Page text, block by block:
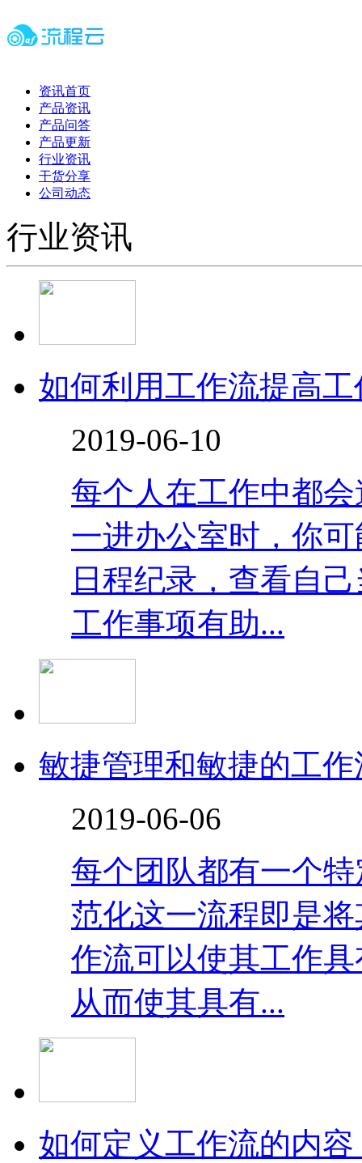
资讯首页
产品资讯
产品问答
产品更新
行业资讯
干货分享
公司动态
行业资讯
如何利用工作流提高
2019-06-10
每个人在工作中都
一进办公室时，你
日程纪录，查看自
工作事项有助...
敏捷管理和敏捷的工作
2019-06-06
每个团队都有一个
范化这一流程即是
作流可以使其工作
从而使其具有...
如何定义工作流的内容